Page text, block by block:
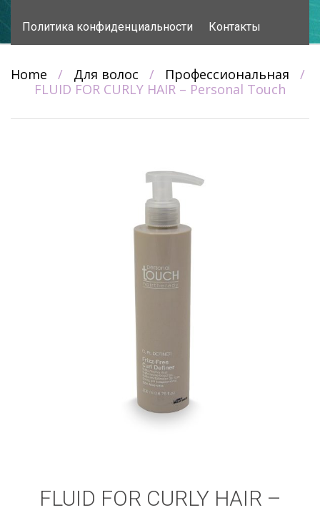
Политика конфиденциальности Контакты
Home / Для волос / Профессиональная
/
FLUID FOR CURLY HAIR – Personal Touch
FLUID FOR CURLY HAIR –